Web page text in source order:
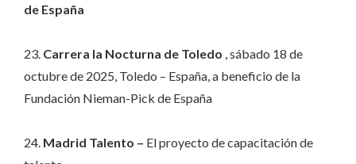
de España
23. Carrera la Nocturna de Toledo , sábado 18 de
octubre de 2025, Toledo – España, a beneficio de la
Fundación Nieman-Pick de España
24. Madrid Talento – El proyecto de capacitación de